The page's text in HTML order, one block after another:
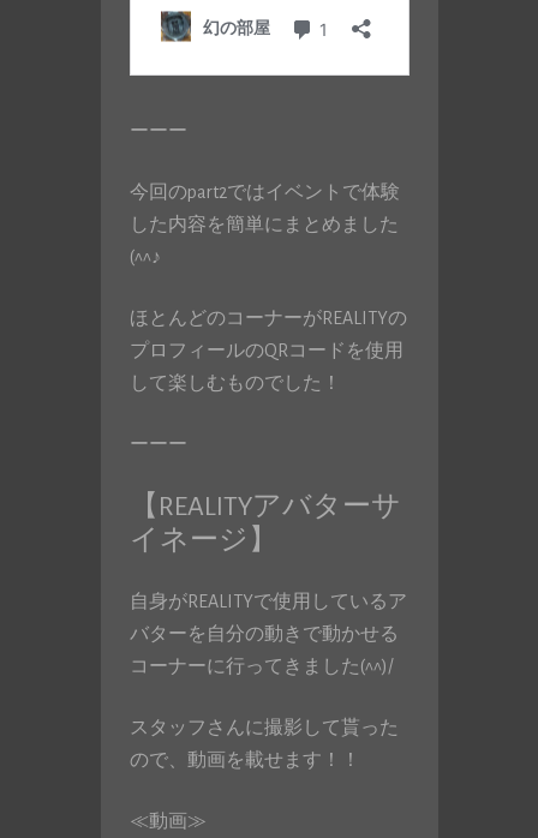
ーーー
今回のpart2ではイベントで体験
した内容を簡単にまとめました
(^^♪
ほとんどのコーナーがREALITYの
プロフィールのQRコードを使用
して楽しむものでした！
ーーー
【REALITYアバターサ
イネージ】
自身がREALITYで使用しているア
バターを自分の動きで動かせる
コーナーに行ってきました(^^)/
スタッフさんに撮影して貰った
ので、動画を載せます！！
≪動画≫